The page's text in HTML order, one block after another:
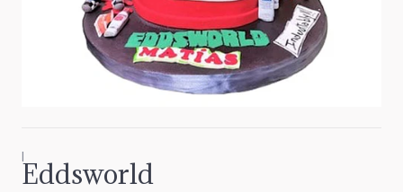
|
Eddsworld